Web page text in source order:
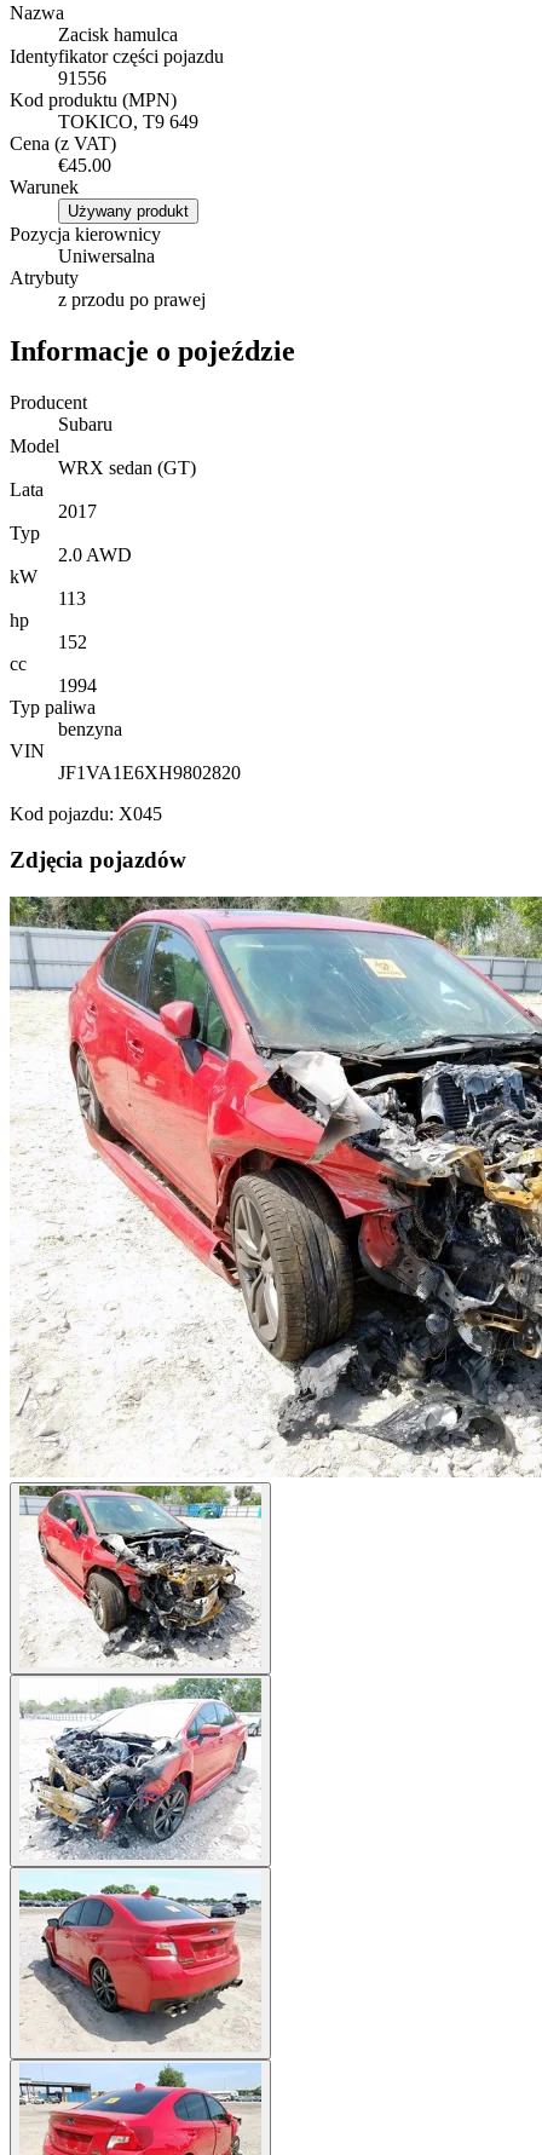
Nazwa
Zacisk hamulca
Identyfikator części pojazdu
91556
Kod produktu (MPN)
TOKICO, T9 649
Cena (z VAT)
€45.00
Warunek
Używany produkt
Pozycja kierownicy
Uniwersalna
Atrybuty
z przodu po prawej
Informacje o pojeździe
Producent
Subaru
Model
WRX sedan (GT)
Lata
2017
Typ
2.0 AWD
kW
113
hp
152
cc
1994
Typ paliwa
benzyna
VIN
JF1VA1E6XH9802820
Kod pojazdu: X045
Zdjęcia pojazdów